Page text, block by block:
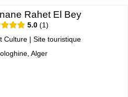
Rahet El Bey
5.0
1
Culture |Site touristique
Alger